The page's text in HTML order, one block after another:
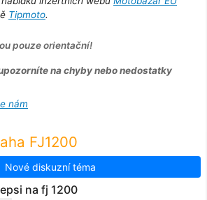
Tipmoto.
pouze orientační!
na chyby nebo nedostatky
nám
FJ1200
Nové diskuzní téma
na fj 1200